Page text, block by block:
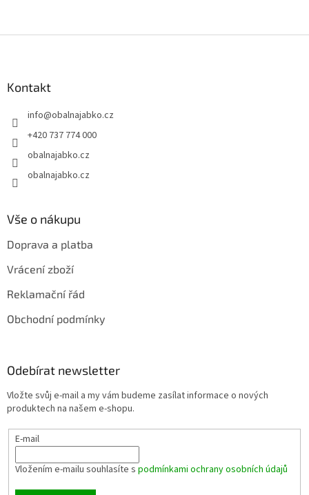
Kontakt
info@obalnajabko.cz
+420 737 774 000
obalnajabko.cz
obalnajabko.cz
Vše o nákupu
Doprava a platba
Vrácení zboží
Reklamační řád
Obchodní podmínky
Odebírat newsletter
Vložte svůj e-mail a my vám budeme zasílat informace o nových
produktech na našem e-shopu.
E-mail
Vložením e-mailu souhlasíte s podmínkami ochrany osobních údajů